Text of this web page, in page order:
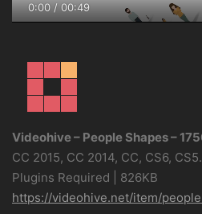
0:00/00:49
Videohive – People Shapes –
CC 2015, CC 2014, CC, CS6,
Plugins Required | 826KB
https://videohive.net/item/